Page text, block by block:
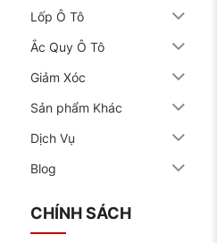
Lốp Ô Tô
Ắc Quy Ô Tô
Giảm Xóc
Sản phẩm Khác
Dịch Vụ
Blog
CHÍNH SÁCH